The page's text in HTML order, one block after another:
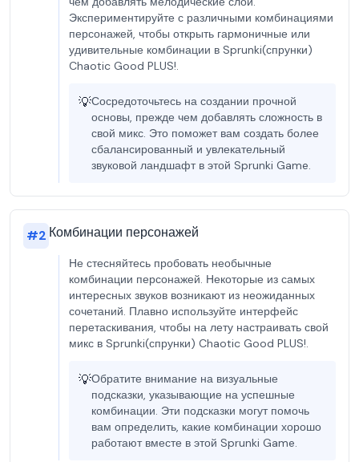
Экспериментируйте с различными комбинациями
персонажей, чтобы открыть гармоничные или
удивительные комбинации в Sprunki(спрунки)
Chaotic Good PLUS!.
💡Сосредоточьтесь на создании прочной
основы, прежде чем добавлять сложность в
свой микс. Это поможет вам создать более
сбалансированный и увлекательный
звуковой ландшафт в этой Sprunki Game.
#2 Комбинации персонажей
Не стесняйтесь пробовать необычные
комбинации персонажей. Некоторые из самых
интересных звуков возникают из неожиданных
сочетаний. Плавно используйте интерфейс
перетаскивания, чтобы на лету настраивать свой
микс в Sprunki(спрунки) Chaotic Good PLUS!.
💡Обратите внимание на визуальные
подсказки, указывающие на успешные
комбинации. Эти подсказки могут помочь
вам определить, какие комбинации хорошо
работают вместе в этой Sprunki Game.